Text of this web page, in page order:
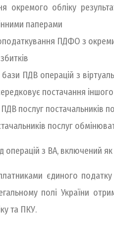
окремого обліку
паперами
ПДФО з
ПДВ операцій з
постачання
послуг постачальників
послуг
операцій з ВА, включений
єдиного податку
полі України
та ПКУ.